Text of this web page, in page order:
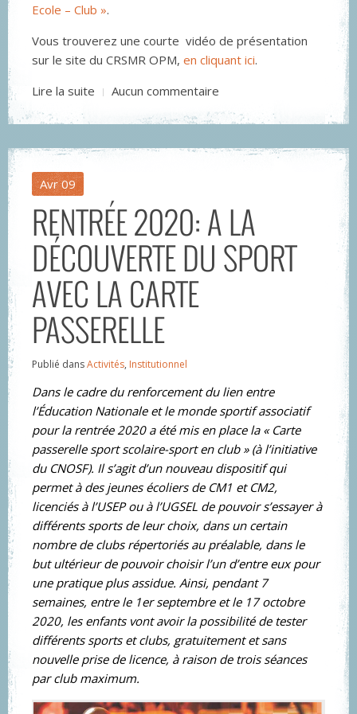
Ecole – Club ».
Vous trouverez une courte vidéo de présentation
sur le site du CRSMR OPM, en cliquant ici.
Lire la suite
Aucun commentaire
Avr 09
RENTRÉE 2020: A LA
DÉCOUVERTE DU SPORT
AVEC LA CARTE
PASSERELLE
Publié dansActivités, Institutionnel
Dans le cadre du renforcement du lien entre
l’Éducation Nationale et le monde sportif associatif
pour la rentrée 2020 a été mis en place la « Carte
passerelle sport scolaire-sport en club » (à l’initiative
du CNOSF). Il s’agit d’un nouveau dispositif qui
permet à des jeunes écoliers de CM1 et CM2,
licenciés à l’USEP ou à l’UGSEL de pouvoir s’essayer à
différents sports de leur choix, dans un certain
nombre de clubs répertoriés au préalable, dans le
but ultérieur de pouvoir choisir l’un d’entre eux pour
une pratique plus assidue. Ainsi, pendant 7
semaines, entre le 1er septembre et le 17 octobre
2020, les enfants vont avoir la possibilité de tester
différents sports et clubs, gratuitement et sans
nouvelle prise de licence, à raison de trois séances
par club maximum.